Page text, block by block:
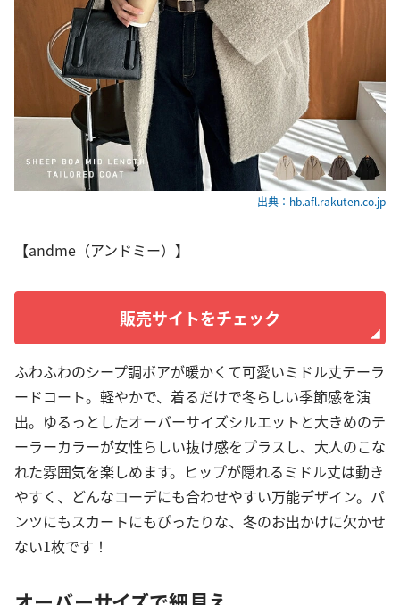
出典：hb.afl.rakuten.co.jp
【andme（アンドミー）】
販売サイトをチェック
ふわふわのシープ調ボアが暖かくて可愛いミドル丈テーラ
ードコート。軽やかで、着るだけで冬らしい季節感を演
出。ゆるっとしたオーバーサイズシルエットと大きめのテ
ーラーカラーが女性らしい抜け感をプラスし、大人のこな
れた雰囲気を楽しめます。ヒップが隠れるミドル丈は動き
やすく、どんなコーデにも合わせやすい万能デザイン。パ
ンツにもスカートにもぴったりな、冬のお出かけに欠かせ
ない1枚です！